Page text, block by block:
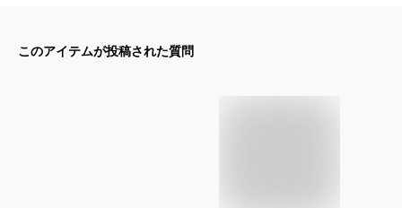
このアイテムが投稿された質問